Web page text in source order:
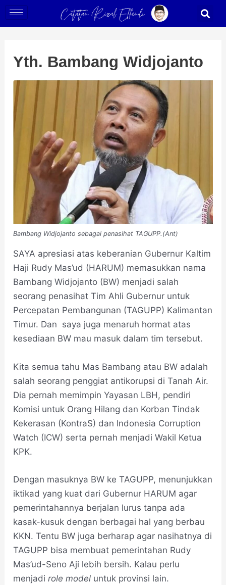
Skip
to
Yth. Bambang Widjojanto
Bambang Widjojanto sebagai penasihat TAGUPP.(Ant)
SAYA apresiasi atas keberanian Gubernur Kaltim
Haji Rudy Mas’ud (HARUM) memasukkan nama
Bambang Widjojanto (BW) menjadi salah
seorang penasihat Tim Ahli Gubernur untuk
Percepatan Pembangunan (TAGUPP) Kalimantan
Timur. Dan saya juga menaruh hormat atas
kesediaan BW mau masuk dalam tim tersebut.
Kita semua tahu Mas Bambang atau BW adalah
salah seorang penggiat antikorupsi di Tanah Air.
Dia pernah memimpin Yayasan LBH, pendiri
Komisi untuk Orang Hilang dan Korban Tindak
Kekerasan (KontraS) dan Indonesia Corruption
Watch (ICW) serta pernah menjadi Wakil Ketua
KPK.
Dengan masuknya BW ke TAGUPP, menunjukkan
iktikad yang kuat dari Gubernur HARUM agar
pemerintahannya berjalan lurus tanpa ada
kasak-kusuk dengan berbagai hal yang berbau
KKN. Tentu BW juga berharap agar nasihatnya di
TAGUPP bisa membuat pemerintahan Rudy
Mas’ud-Seno Aji lebih bersih. Kalau perlu
menjadirole model untuk provinsi lain.
Post
navigation